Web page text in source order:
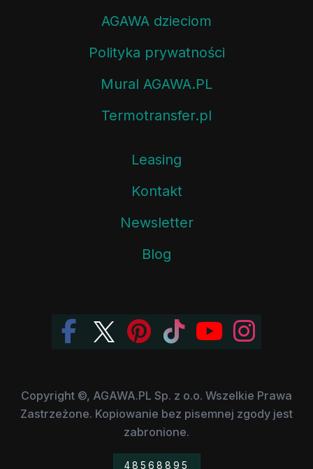
AGAWA dzieciom
Polityka prywatności
Mural AGAWA.PL
Termotransfer.pl
Leasing
Kontakt
Newsletter
Blog
Copyright ©, AGAWA.PL Sp. z o.o. Wszelkie Prawa
Zastrzeżone. Kopiowanie bez pisemnej zgody jest
zabronione.
48568895